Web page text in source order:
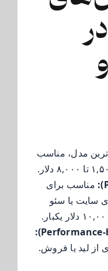
مدل، مناسب
مناسب برای
سایت یا سئو
از لید یا فروش.